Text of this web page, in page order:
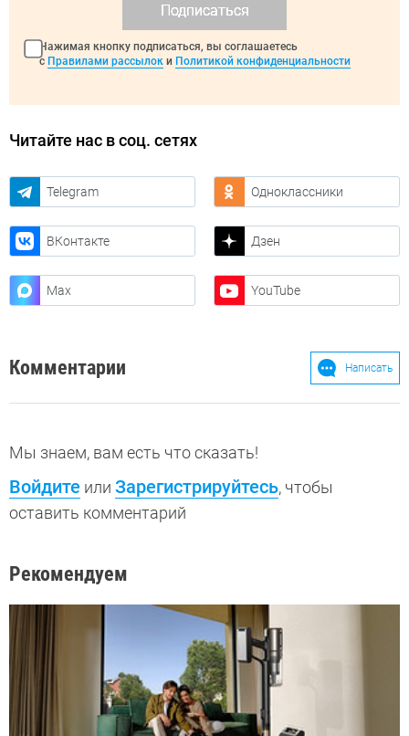
Подписаться
Нажимая кнопку подписаться, вы соглашаетесь
с Правилами рассылок и Политикой конфиденциальности
Читайте нас в соц. сетях
Telegram Одноклассники
ВКонтакте Дзен
Max YouTube
Комментарии Написать
Мы знаем, вам есть что сказать!
Войдите или Зарегистрируйтесь, чтобы
оставить комментарий
Рекомендуем